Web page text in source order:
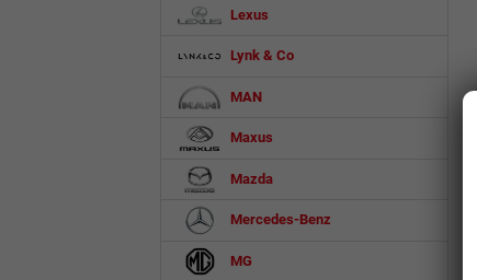
Lexus
Lynk & Co
MAN
Maxus
Mazda
Mercedes-Benz
MG